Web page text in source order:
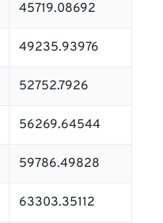
45719.08692
49235.93976
52752.7926
56269.64544
59786.49828
63303.35112